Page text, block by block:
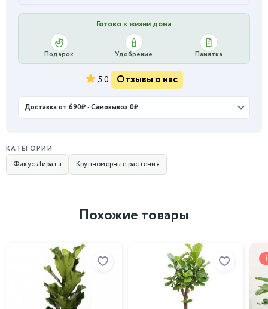
Готово к жизни дома
Подарок Удобрение Памятка
5.0 Отзывы о нас
Доставка от 690₽ · Самовывоз 0₽
КАТЕГОРИИ
Фикус Лирата Крупномерные растения
Похожие товары